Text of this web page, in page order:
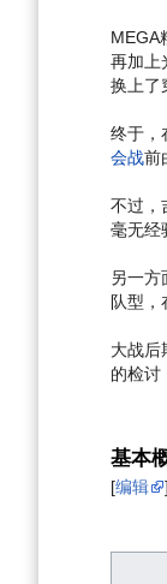
MEGA
再加上
换上了
终于，
会战前
不过，
毫无经
另一
队型，
大战后
的检讨
基本
[编辑 ]